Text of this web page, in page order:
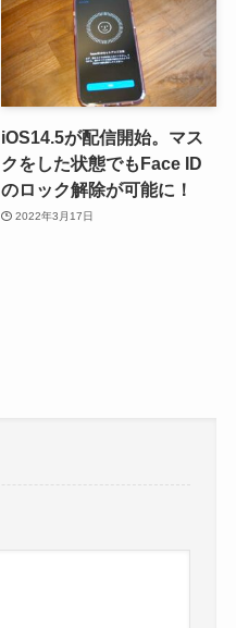
iOS14.5が配信開始。マス
クをした状態でもFace ID
のロック解除が可能に！
2022年3月17日